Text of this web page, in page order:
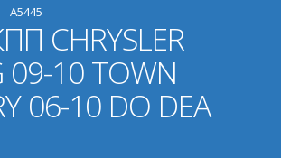
A5445
CHRYSLER
09-10 TOWN
06-10 DO DEA